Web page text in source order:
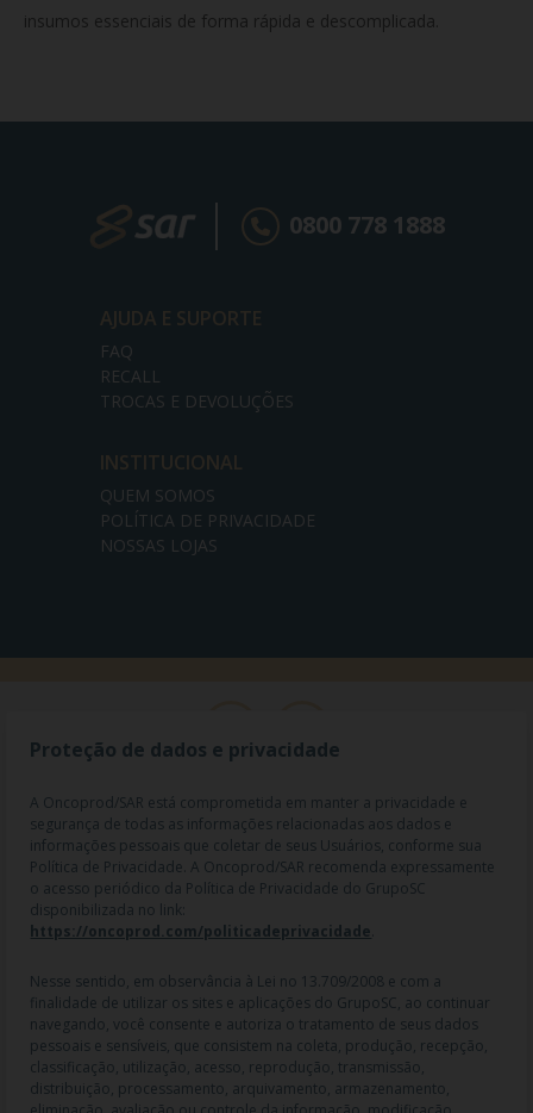
insumos essenciais de forma rápida e descomplicada.
0800 778 1888
AJUDA E SUPORTE
FAQ
RECALL
TROCAS E DEVOLUÇÕES
INSTITUCIONAL
QUEM SOMOS
POLÍTICA DE PRIVACIDADE
NOSSAS LOJAS
RAZÃO SOCIAL: ONCO PROD DIST. DE PROD. HOSP. E ONCOL. LTDA |
04.307.650/0019-64 | IE: 119.242.793.110 | Endereço R: Olimpíadas, nº
100 2º andar CJ 21 22 - Vila Olímpia - SP | Cep: 04551-000 |
Farmacêutico responsável: Dra. Gislaine Lopes de Jesus - CRF/SP 47509
| AFE: 7.60997-7 | CMVS: 355030801-477-010609-1-0.
As informações contidas neste site não devem ser usadas para
automedicação e não substituem, em hipótese alguma, as orientações
Proteção de dados e privacidade
A Oncoprod/SAR está comprometida em manter a privacidade e
segurança de todas as informações relacionadas aos dados e
informações pessoais que coletar de seus Usuários, conforme sua
Política de Privacidade. A Oncoprod/SAR recomenda expressamente
o acesso periódico da Política de Privacidade do GrupoSC
disponibilizada no link:
https://oncoprod.com/politicadeprivacidade
Nesse sentido, em observância à Lei no 13.709/2008 e com a
finalidade de utilizar os sites e aplicações do GrupoSC, ao continuar
navegando, você consente e autoriza o tratamento de seus dados
pessoais e sensíveis, que consistem na coleta, produção, recepção,
classificação, utilização, acesso, reprodução, transmissão,
distribuição, processamento, arquivamento, armazenamento,